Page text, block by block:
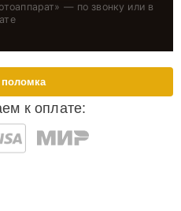
» — по звонку или в
к оплате:
поломка